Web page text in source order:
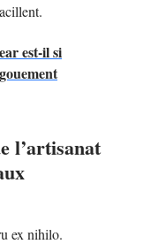
est-il si
l’artisanat
ex nihilo.